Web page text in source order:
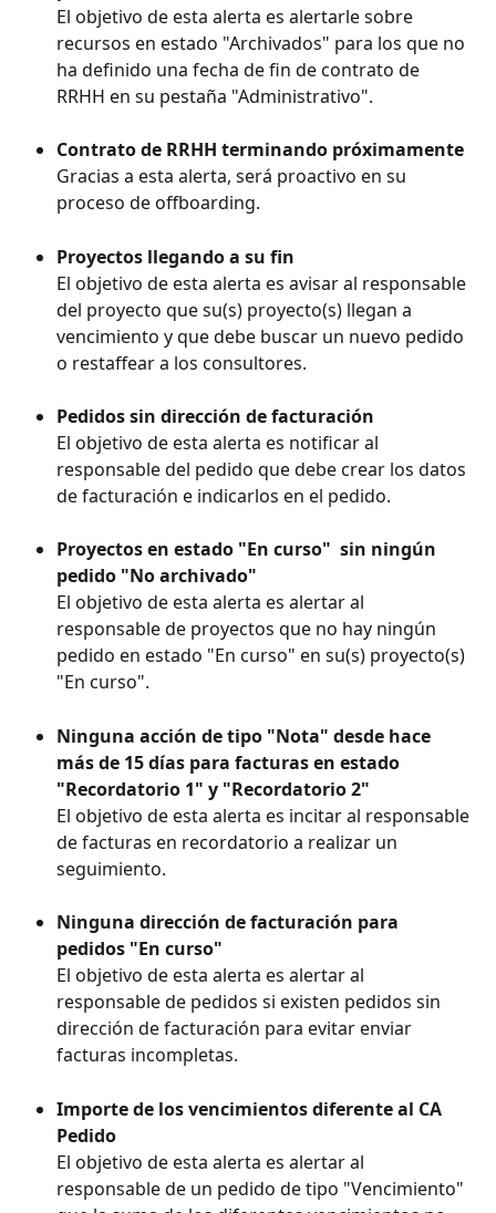
El objetivo de esta alerta es alertarle sobre
recursos en estado "Archivados" para los que no
ha definido una fecha de fin de contrato de
RRHH en su pestaña "Administrativo".
Contrato de RRHH terminando próximamente
Gracias a esta alerta, será proactivo en su
proceso de offboarding.
Proyectos llegando a su fin
El objetivo de esta alerta es avisar al responsable
del proyecto que su(s) proyecto(s) llegan a
vencimiento y que debe buscar un nuevo pedido
o restaffear a los consultores.
Pedidos sin dirección de facturación
El objetivo de esta alerta es notificar al
responsable del pedido que debe crear los datos
de facturación e indicarlos en el pedido.
Proyectos en estado "En curso" sin ningún
pedido "No archivado"
El objetivo de esta alerta es alertar al
responsable de proyectos que no hay ningún
pedido en estado "En curso" en su(s) proyecto(s)
"En curso".
Ninguna acción de tipo "Nota" desde hace
más de 15 días para facturas en estado
"Recordatorio 1" y "Recordatorio 2"
El objetivo de esta alerta es incitar al responsable
de facturas en recordatorio a realizar un
seguimiento.
Ninguna dirección de facturación para
pedidos "En curso"
El objetivo de esta alerta es alertar al
responsable de pedidos si existen pedidos sin
dirección de facturación para evitar enviar
facturas incompletas.
Importe de los vencimientos diferente al CA
Pedido
El objetivo de esta alerta es alertar al
responsable de un pedido de tipo "Vencimiento"